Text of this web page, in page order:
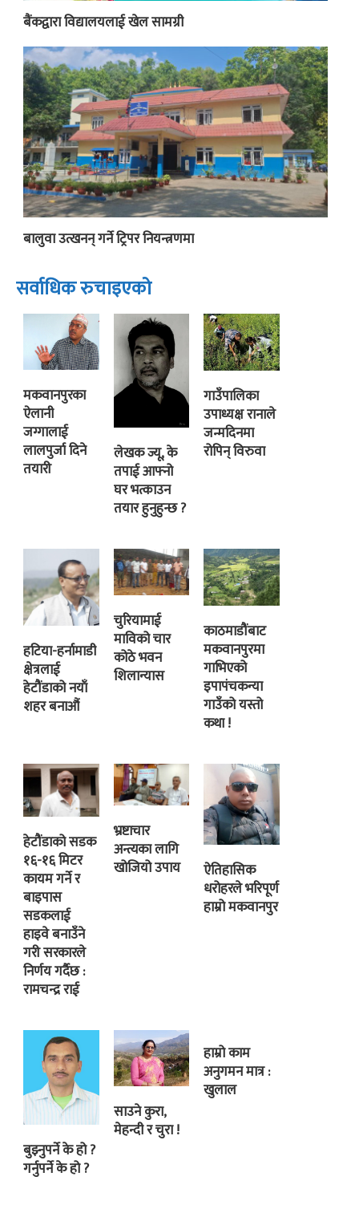
बैंकद्वारा विद्यालयलाई खेल सामग्री
बालुवा उत्खनन् गर्ने ट्रिपर नियन्त्रणमा
सर्वाधिक रुचाइएको
मकवानपुरका
ऐलानी
जग्गालाई
लालपुर्जा दिने
तयारी
लेखक ज्यू, के
तपाई आफ्नो
घर भत्काउन
तयार हुनुहुन्छ ?
गाउँपालिका
उपाध्यक्ष रानाले
जन्मदिनमा
रोपिन् विरुवा
हटिया-हर्नामाडी
क्षेत्रलाई
हेटौंडाको नयाँ
शहर बनाऔं
चुरियामाई
माविको चार
कोठे भवन
शिलान्यास
काठमाडौंबाट
मकवानपुरमा
गाभिएको
इपापंचकन्या
गाउँको यस्तो
कथा !
हेटौंडाको सडक
१६-१६ मिटर
कायम गर्ने र
बाइपास
सडकलाई
हाइवे बनाउँने
गरी सरकारले
निर्णय गर्दैछ :
रामचन्द्र राई
भ्रष्टाचार
अन्त्यका लागि
खोजियो उपाय
ऐतिहासिक
धरोहरले भरिपूर्ण
हाम्रो मकवानपुर
बुझ्नुपर्ने के हो ?
गर्नुपर्ने के हो ?
साउने कुरा,
मेहन्दी र चुरा !
हाम्रो काम
अनुगमन मात्र :
खुलाल